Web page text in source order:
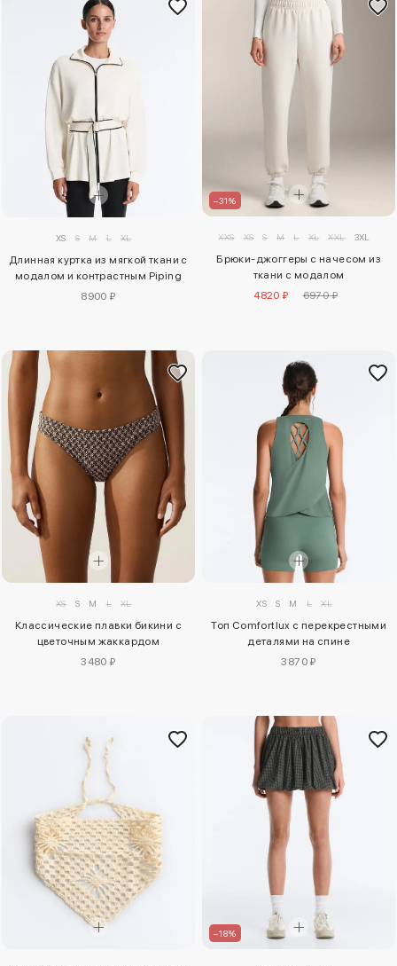
XS S M L XL
Длинная куртка из мягкой ткани с
модалом и контрастным Piping
8900 ₽
–31%
XXS XS S M L XL XXL 3XL
Брюки-джоггеры с начесом из
ткани с модалом
4820 ₽
6970 ₽
XS S M L XL
Классические плавки бикини с
цветочным жаккардом
3480 ₽
XS S M L XL
Топ Comfortlux с перекрестными
деталями на спине
3870 ₽
–18%